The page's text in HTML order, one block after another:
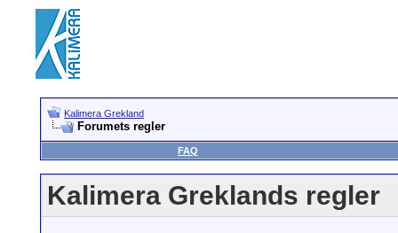
Kalimera Grekland
Forumets regler
FAQ
Kalimera Greklands regler